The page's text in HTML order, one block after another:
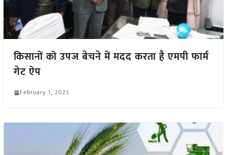
किसानों को उपज बेचने में मदद करता है एमपी फार्म
गेट ऐप
February 1, 2025